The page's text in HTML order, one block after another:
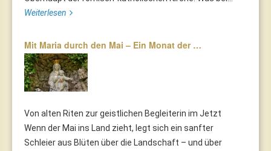
Weiterlesen
Mit Maria durch den Mai – Ein Monat der …
Von alten Riten zur geistlichen Begleiterin im Jetzt
Wenn der Mai ins Land zieht, legt sich ein sanfter
Schleier aus Blüten über die Landschaft – und über